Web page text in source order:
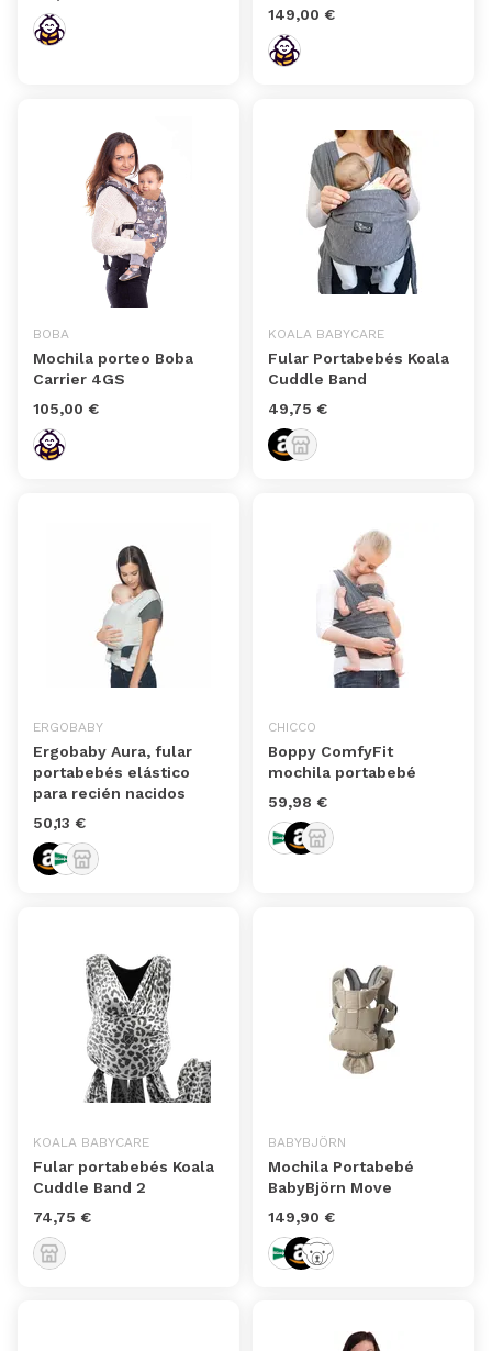
149,00 €
BOBA
Mochila porteo Boba
Carrier 4GS
105,00 €
KOALA BABYCARE
Fular Portabebés Koala
Cuddle Band
49,75 €
ERGOBABY
Ergobaby Aura, fular
portabebés elástico
para recién nacidos
50,13 €
CHICCO
Boppy ComfyFit
mochila portabebé
59,98 €
KOALA BABYCARE
Fular portabebés Koala
Cuddle Band 2
74,75 €
BABYBJÖRN
Mochila Portabebé
BabyBjörn Move
149,90 €